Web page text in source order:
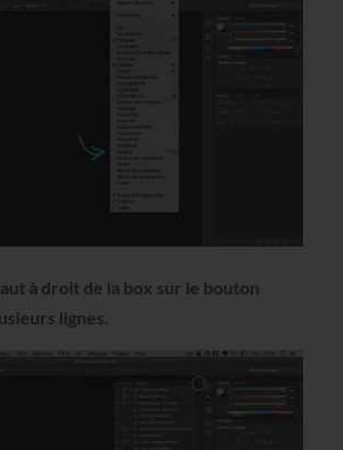
à droit de la box sur le bouton
lignes.